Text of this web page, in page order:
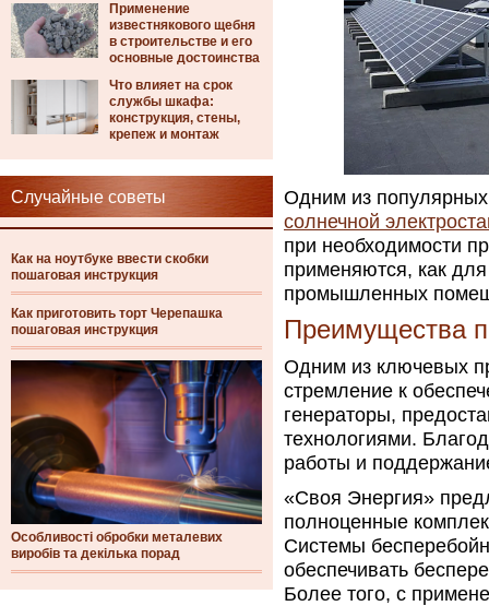
Применение
известнякового щебня
в строительстве и его
основные достоинства
Что влияет на срок
службы шкафа:
конструкция, стены,
крепеж и монтаж
Случайные советы
Как на ноутбуке ввести скобки
пошаговая инструкция
Как приготовить торт Черепашка
пошаговая инструкция
Особливості обробки металевих
виробів та декілька порад
Одним из
солнечной
при необходимости
применяются, как
промышленных
Преимущества
Одним из ключевых
стремление к
генераторы,
технологиями.
работы и
«Своя Энергия»
полноценные
Системы
обеспечивать
Более того, с